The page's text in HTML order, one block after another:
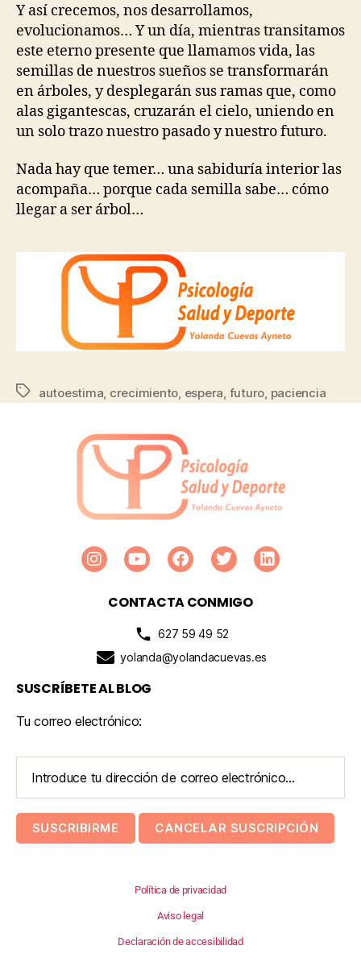
Y así crecemos, nos desarrollamos,
evolucionamos… Y un día, mientras transitamos
este eterno presente que llamamos vida, las
semillas de nuestros sueños se transformarán
en árboles, y desplegarán sus ramas que, como
alas gigantescas, cruzarán el cielo, uniendo en
un solo trazo nuestro pasado y nuestro futuro.
Nada hay que temer… una sabiduría interior las
acompaña… porque cada semilla sabe… cómo
llegar a ser árbol…
autoestima, crecimiento, espera, futuro, paciencia
CONTACTA CONMIGO
627 59 49 52
yolanda@yolandacuevas.es
SUSCRÍBETE AL BLOG
Tu correo electrónico:
Política de privacidad
Aviso legal
Declaración de accesibilidad